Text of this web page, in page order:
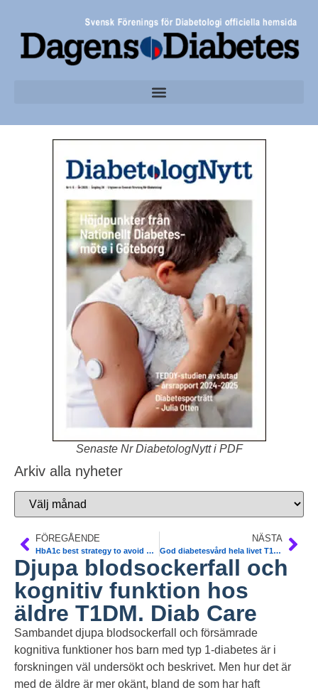
Senaste Nr DiabetologNytt i PDF
Arkiv alla nyheter
FÖREGÅENDE
HbA1c best strategy to avoid CVD in T1DM. DCCT/EDIC. Diab Care
NÄSTA
God diabetesvård hela livet T1DM. Nationella Diabetes Teamet
Djupa blodsockerfall och
kognitiv funktion hos
äldre T1DM. Diab Care
Sambandet djupa blodsockerfall och försämrade
kognitiva funktioner hos barn med typ 1-diabetes är i
forskningen väl undersökt och beskrivet. Men hur det är
med de äldre är mer okänt, bland de som har haft